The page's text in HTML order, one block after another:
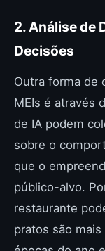
2. Análise de
Decisões
Outra forma de
MEIs é através
de IA podem
sobre o
que o
público-alvo.
restaurante
pratos são